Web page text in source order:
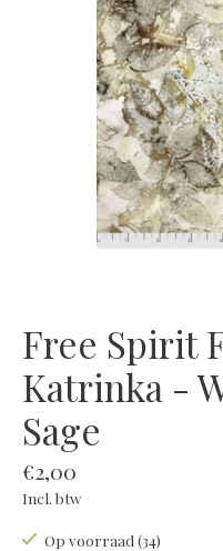
Free Spirit
Katrinka -
Sage
€2,00
Incl. btw
Op voorraad (34)